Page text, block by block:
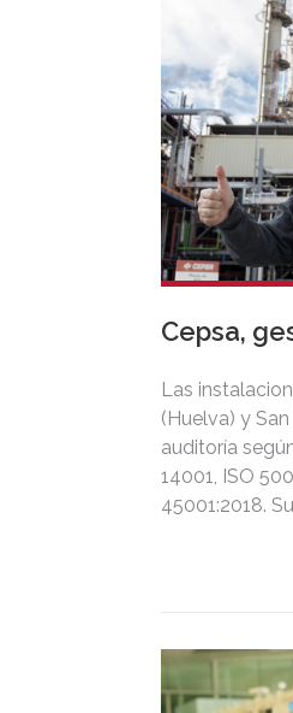
Cepsa,
Las
(Huelva) y
auditoría
14001, ISO
45001:2018.